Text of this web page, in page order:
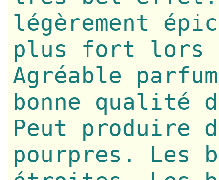
légèrement
plus fort lors
Agréable
bonne qualité
Peut produire
pourpres. Les